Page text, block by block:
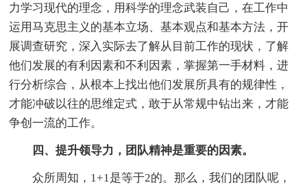
力学习现代的理念，用科学的理念武装自己，在工作中
运用马克思主义的基本立场、基本观点和基本方法，开
展调查研究，深入实际去了解从目前工作的现状，了解
他们发展的有利因素和不利因素，掌握第一手材料，进
行分析综合，从根本上找出他们发展所具有的规律性，
才能冲破以往的思维定式，敢于从常规中钻出来，才能
争创一流的工作。
四、提升领导力，团队精神是重要的因素。
众所周知，1+1是等于2的。那么，我们的团队呢，